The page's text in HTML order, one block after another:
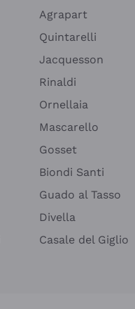
Agrapart
Quintarelli
Jacquesson
Rinaldi
Ornellaia
Mascarello
Gosset
Biondi Santi
Guado al Tasso
Divella
Casale del Giglio